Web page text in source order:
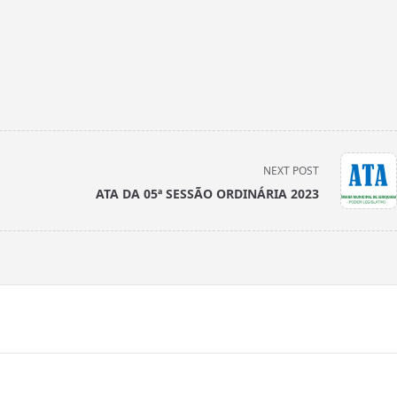
NEXT POST
ATA DA 05ª SESSÃO ORDINÁRIA 2023